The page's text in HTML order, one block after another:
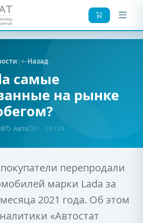
| Назад
самые
на рынке
АвтоID: 10329
перепродали
марки Lada за
2021 года. Об этом
«Автостат